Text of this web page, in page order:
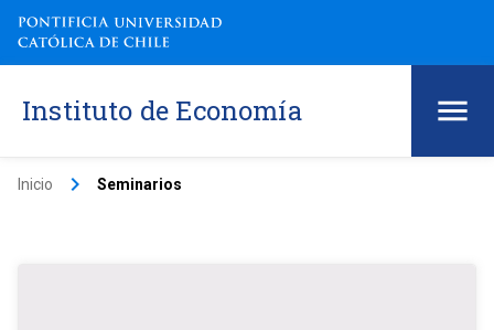
Instituto de Economía
Inicio keyboard_arrow_right Seminarios